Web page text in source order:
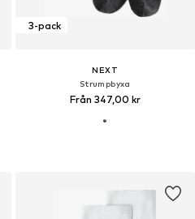
3-pack
NEXT
Strumpbyxa
Från 347,00 kr